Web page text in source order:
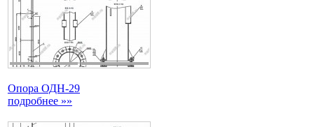
Опора ОДН-29
подробнее »»